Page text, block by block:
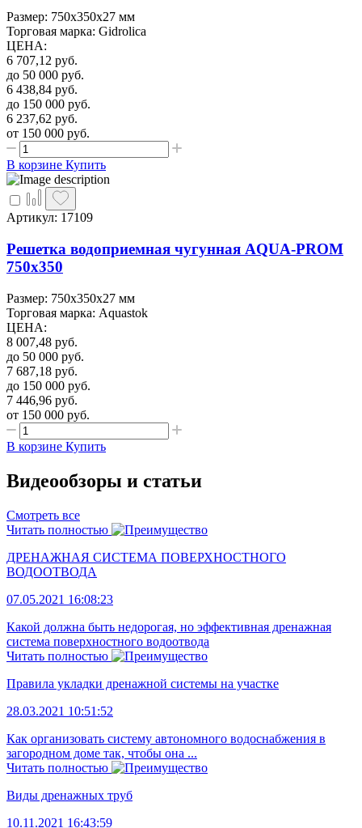
Размер: 750х350х27 мм
Торговая марка: Gidrolica
ЦЕНА:
6 707,12 руб.
до 50 000 руб.
6 438,84 руб.
до 150 000 руб.
6 237,62 руб.
от 150 000 руб.
В корзине Купить
Артикул: 17109
Решетка водоприемная чугунная AQUA-PROM
750х350
Размер: 750х350х27 мм
Торговая марка: Aquastok
ЦЕНА:
8 007,48 руб.
до 50 000 руб.
7 687,18 руб.
до 150 000 руб.
7 446,96 руб.
от 150 000 руб.
В корзине Купить
Видеообзоры и статьи
Смотреть все
Читать полностью
ДРЕНАЖНАЯ СИСТЕМА ПОВЕРХНОСТНОГО
ВОДООТВОДА
07.05.2021 16:08:23
Какой должна быть недорогая, но эффективная дренажная
система поверхностного водоотвода
Читать полностью
Правила укладки дренажной системы на участке
28.03.2021 10:51:52
Как организовать систему автономного водоснабжения в
загородном доме так, чтобы она ...
Читать полностью
Виды дренажных труб
10.11.2021 16:43:59